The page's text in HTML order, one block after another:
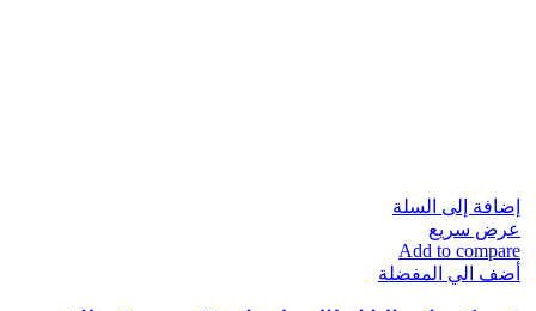
إضافة إلى السلة
عرض سريع
Add to compare
أضف الي المفضلة